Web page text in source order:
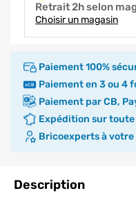
Retrait 2h selon
Choisir un magasin
Paiement 100%
Paiement en 3 ou 4
Paiement par CB,
Expédition sur toute
Bricoexperts à votre
Description